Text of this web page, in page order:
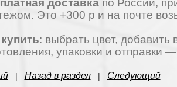
доставка по России,
Это +300 р и на почте
: выбрать цвет,
упаковки и отправки
| Назад в раздел| Следующий